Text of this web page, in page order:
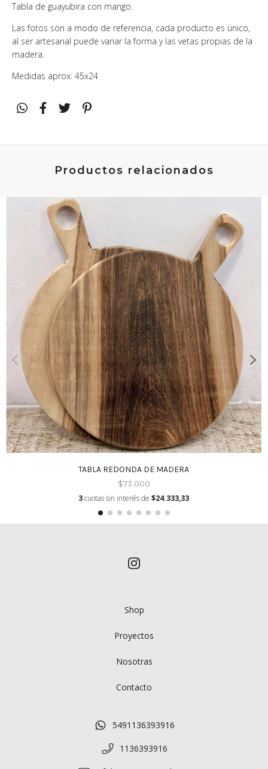
Tabla de guayubira con mango.
Las fotos son a modo de referencia, cada producto es único,
al ser artesanal puede variar la forma y las vetas propias de la
madera.
Medidas aprox: 45x24
Productos relacionados
TABLA REDONDA DE MADERA
$73.000
3cuotas sin interés de $24.333,33
Shop
Proyectos
Nosotras
Contacto
5491136393916
1136393916